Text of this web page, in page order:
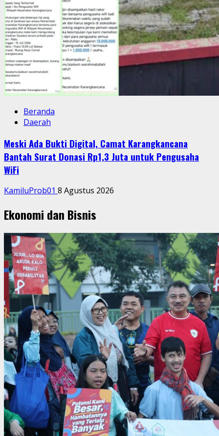
Beranda
Daerah
Meski Ada Bukti Digital, Camat Karangkancana
Bantah Surat Donasi Rp1,3 Juta untuk Pengusaha
WiFi
KamiluProb01 8 Agustus 2026
Ekonomi dan Bisnis